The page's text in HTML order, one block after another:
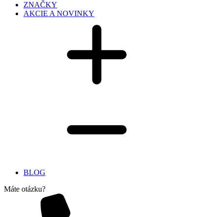
ZNAČKY
AKCIE A NOVINKY
BLOG
Máte otázku?